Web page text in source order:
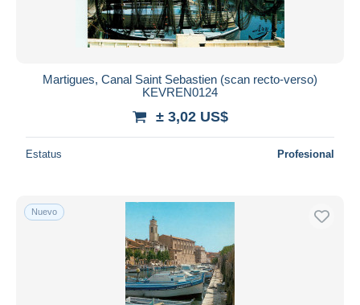
Martigues, Canal Saint Sebastien (scan recto-verso)
KEVREN0124
± 3,02 US$
Estatus Profesional
Nuevo